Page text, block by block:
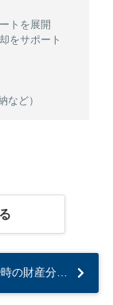
トを展開
をサポート
など）
熟年離婚時の財産分与について！持ち家の扱いや売却方法も解説...